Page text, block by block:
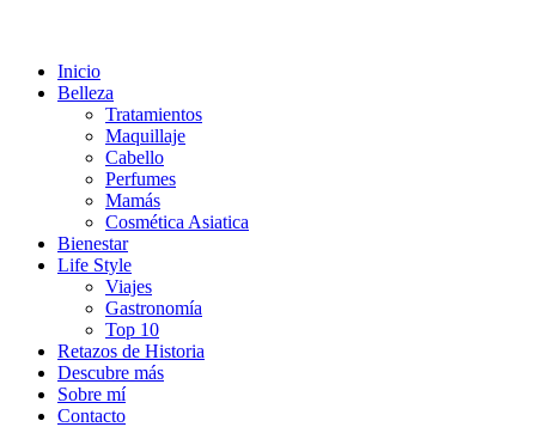
Inicio
Belleza
Tratamientos
Maquillaje
Cabello
Perfumes
Mamás
Cosmética Asiatica
Bienestar
Life Style
Viajes
Gastronomía
Top 10
Retazos de Historia
Descubre más
Sobre mí
Contacto